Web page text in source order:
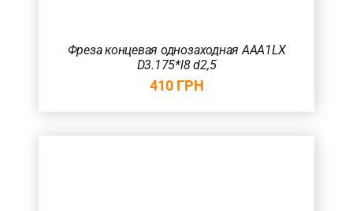
Фреза концевая однозаходная AAA1LX
D3.175*l8 d2,5
410 ГРН